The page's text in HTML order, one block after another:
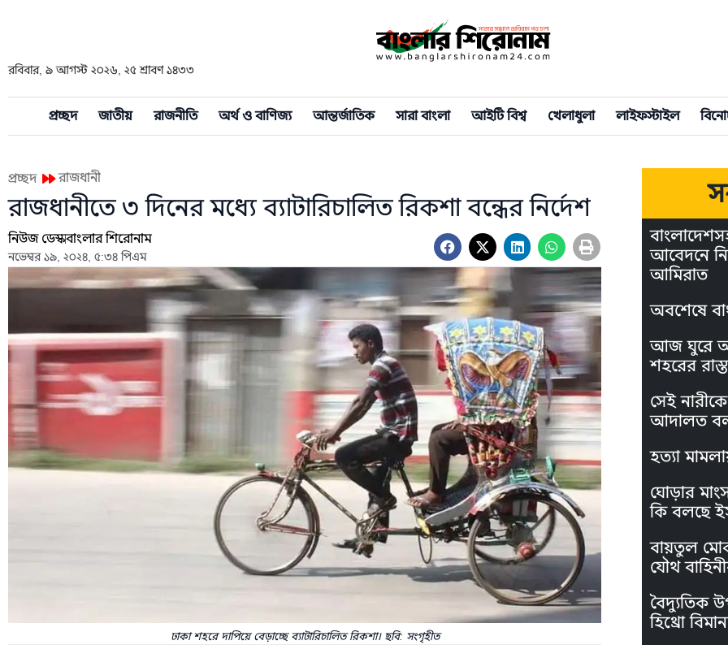
রবিবার, ৯ আগস্ট ২০২৬, ২৫ শ্রাবণ ১৪৩৩
প্রচ্ছদ জাতীয় রাজনীতি অর্থ ও বাণিজ্য আন্তর্জাতিক সারা বাংলা আইটি বিশ্ব খেলাধুলা লাইফস্টাইল
প্রচ্ছদ রাজধানী
রাজধানীতে ৩ দিনের মধ্যে ব্যাটারিচালিত রিকশা বন্ধের নির্দেশ
নিউজ ডেস্কবাংলার শিরোনাম
নভেম্বর ১৯, ২০২৪, ৫:৩৪ পিএম
ঢাকা শহরে দাপিয়ে বেড়াচ্ছে ব্যাটারিচালিত রিকশা। ছবি: সংগৃহীত
আবেদনে
আমিরাত
অবশেষে
আজ ঘুরে
শহরের
সেই
আদালত
হত্যা
ঘোড়ার
কি বলছে
বায়তুল
যৌথ
বৈদ্যুতিক
হিথ্রো